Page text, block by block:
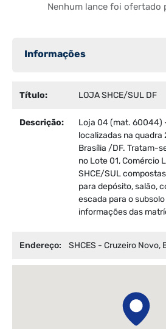
Nenhum lance foi ofertado
Informações
Título: LOJA SHCE/SUL DF
Descrição:
Loja 04 (mat. 60044)
localizadas na quadra
Brasília /DF. Tratam-
no Lote 01, Comércio
SHCE/SUL
para depósito, salão,
escada para o
informações das
Endereço: SHCES - Cruzeiro Novo,